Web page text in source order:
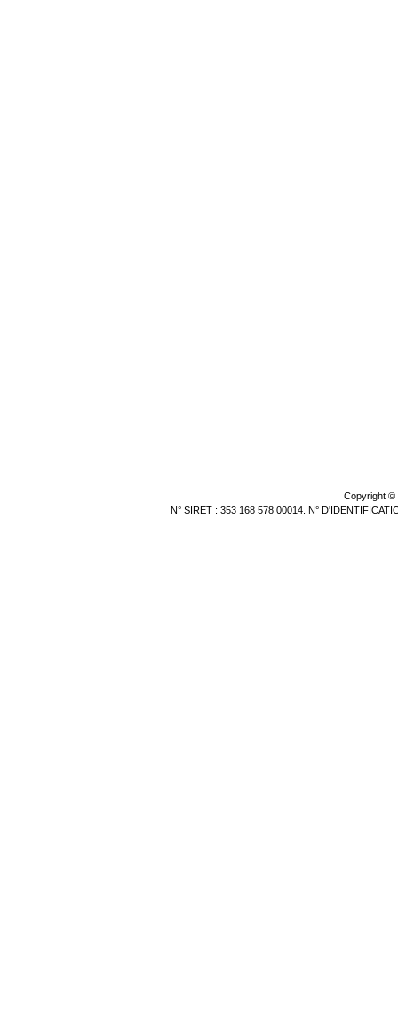
Copyright ©
N° SIRET : 353 168 578 00014. N°